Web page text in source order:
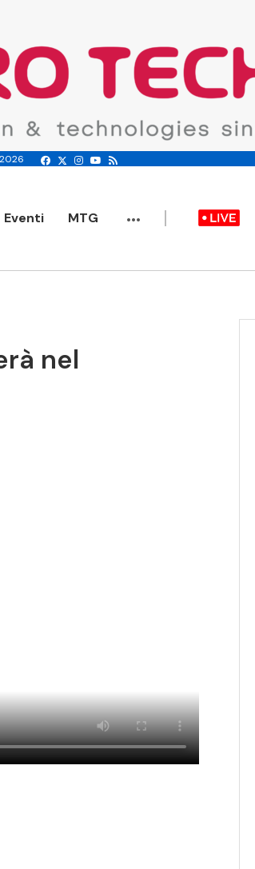
Eventi MTG ...
nel